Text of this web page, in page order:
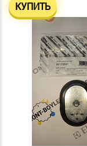
КУПИТЬ